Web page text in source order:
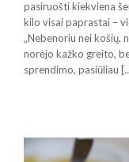
pasiruošti kiekviena
kilo visai paprastai –
„Nebenoriu nei košių,
norėjo kažko greito,
sprendimo, pasiūliau